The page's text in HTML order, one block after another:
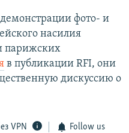
фото- и
насилия
парижских
в публикации RFI, они
дискуссию о
VPN Follow us